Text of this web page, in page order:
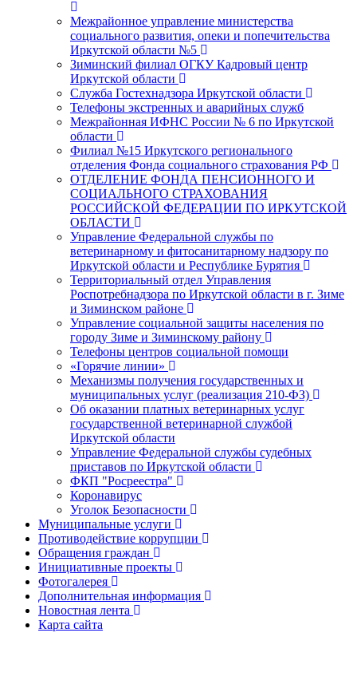
Межрайонное управление министерства
социального развития, опеки и попечительства
Иркутской области №5
Зиминский филиал ОГКУ Кадровый центр
Иркутской области
Служба Гостехнадзора Иркутской области
Телефоны экстренных и аварийных служб
Межрайонная ИФНС России № 6 по Иркутской
области
Филиал №15 Иркутского регионального
отделения Фонда социального страхования РФ
ОТДЕЛЕНИЕ ФОНДА ПЕНСИОННОГО И
СОЦИАЛЬНОГО СТРАХОВАНИЯ
РОССИЙСКОЙ ФЕДЕРАЦИИ ПО ИРКУТСКОЙ
ОБЛАСТИ
Управление Федеральной службы по
ветеринарному и фитосанитарному надзору по
Иркутской области и Республике Бурятия
Территориальный отдел Управления
Роспотребнадзора по Иркутской области в г. Зиме
и Зиминском районе
Управление социальной защиты населения по
городу Зиме и Зиминскому району
Телефоны центров социальной помощи
«Горячие линии»
Механизмы получения государственных и
муниципальных услуг (реализация 210-ФЗ)
Об оказании платных ветеринарных услуг
государственной ветеринарной службой
Иркутской области
Управление Федеральной службы судебных
приставов по Иркутской области
ФКП "Росреестра"
Коронавирус
Уголок Безопасности
Муниципальные услуги
Противодействие коррупции
Обращения граждан
Инициативные проекты
Фотогалерея
Дополнительная информация
Новостная лента
Карта сайта